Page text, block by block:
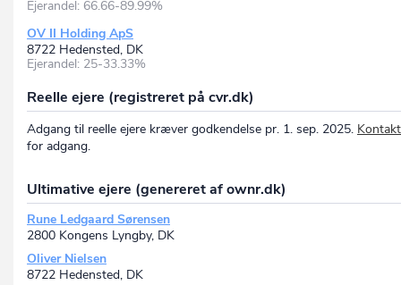
Ejerandel: 66.66-89.99%
OV II Holding ApS
8722 Hedensted, DK
Ejerandel: 25-33.33%
Reelle ejere (registreret på cvr.dk)
Adgang til reelle ejere kræver godkendelse pr. 1. sep. 2025.
for adgang.
Ultimative ejere (genereret af ownr.dk)
Rune Ledgaard Sørensen
2800 Kongens Lyngby, DK
Oliver Nielsen
8722 Hedensted, DK